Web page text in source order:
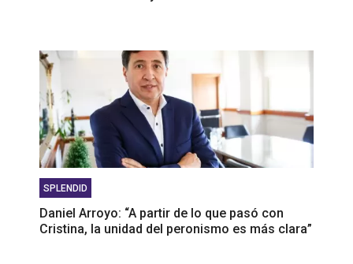
SPLENDID
Daniel Arroyo: “A partir de lo que pasó con
Cristina, la unidad del peronismo es más clara”